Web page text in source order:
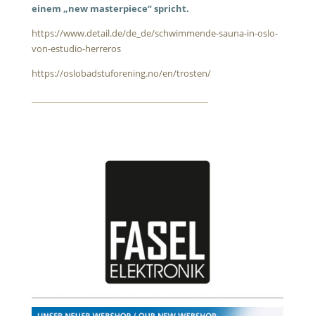
einem „new masterpiece“ spricht.
https://www.detail.de/de_de/schwimmende-sauna-in-oslo-
von-estudio-herreros
https://oslobadstuforening.no/en/trosten/